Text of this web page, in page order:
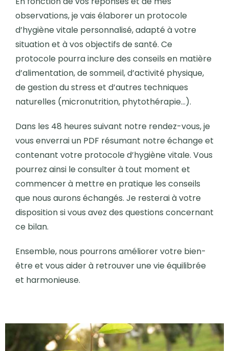
observations, je vais élaborer un protocole
d’hygiène vitale personnalisé, adapté à votre
situation et à vos objectifs de santé. Ce
protocole pourra inclure des conseils en matière
d’alimentation, de sommeil, d’activité physique,
de gestion du stress et d’autres techniques
naturelles (micronutrition, phytothérapie…).
Dans les 48 heures suivant notre rendez-vous, je
vous enverrai un PDF résumant notre échange et
contenant votre protocole d’hygiène vitale. Vous
pourrez ainsi le consulter à tout moment et
commencer à mettre en pratique les conseils
que nous aurons échangés. Je resterai à votre
disposition si vous avez des questions concernant
ce bilan.
Ensemble, nous pourrons améliorer votre bien-
être et vous aider à retrouver une vie équilibrée
et harmonieuse.